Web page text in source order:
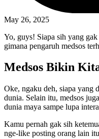
May 26, 2025
Yo, guys! Siapa sih yang
gimana pengaruh medsos
Medsos Bikin
Oke, ngaku deh, siapa yang
dunia. Selain itu, medsos
dunia maya sampe lupa
Kamu pernah gak sih
nge-like posting orang lain